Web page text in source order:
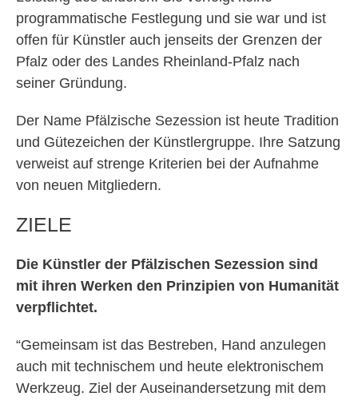
programmatische Festlegung und sie war und ist
offen für Künstler auch jenseits der Grenzen der
Pfalz oder des Landes Rheinland-Pfalz nach
seiner Gründung.
Der Name Pfälzische Sezession ist heute Tradition
und Gütezeichen der Künstlergruppe. Ihre Satzung
verweist auf strenge Kriterien bei der Aufnahme
von neuen Mitgliedern.
ZIELE
Die Künstler der Pfälzischen Sezession sind
mit ihren Werken den Prinzipien von Humanität
verpflichtet.
“Gemeinsam ist das Bestreben, Hand anzulegen
auch mit technischem und heute elektronischem
Werkzeug. Ziel der Auseinandersetzung mit dem